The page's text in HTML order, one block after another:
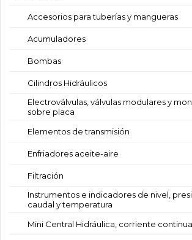
Accesorios para tuberías y mangueras
Acumuladores
Bombas
Cilindros Hidráulicos
Electroválvulas, válvulas modulares y
sobre placa
Elementos de transmisión
Enfriadores aceite-aire
Filtración
Instrumentos e indicadores de nivel,
caudal y temperatura
Mini Central Hidráulica, corriente